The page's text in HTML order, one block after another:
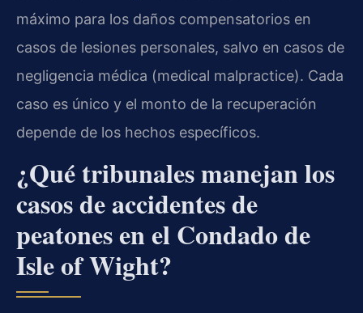
máximo para los daños compensatorios en
casos de lesiones personales, salvo en casos de
negligencia médica (medical malpractice). Cada
caso es único y el monto de la recuperación
depende de los hechos específicos.
¿Qué tribunales manejan los
casos de accidentes de
peatones en el Condado de
Isle of Wight?